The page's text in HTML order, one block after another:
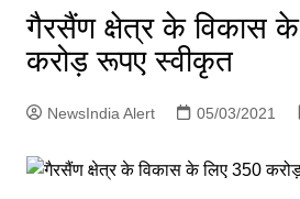
गैरसैंण क्षेत्र के विकास
करोड़ रूपए स्वीकृत
NewsIndia Alert 05/03/2021